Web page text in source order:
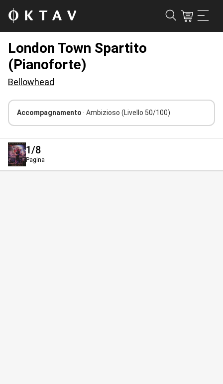
London Town Spartito
(Pianoforte)
Bellowhead
Accompagnamento · Ambizioso (Livello 50/100)
1/8
Pagina